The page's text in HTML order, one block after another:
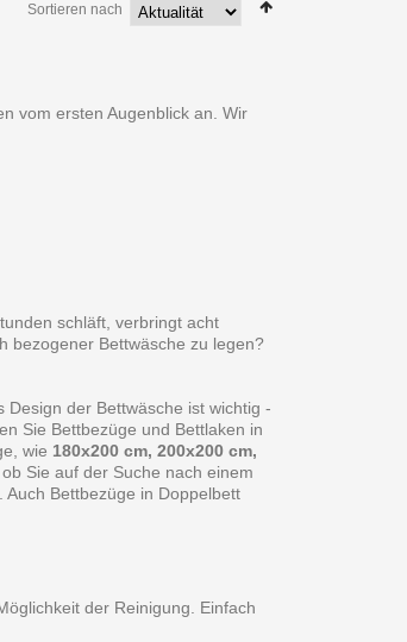
Sortieren nach
vom ersten Augenblick an. Wir
schläft, verbringt acht
bezogener Bettwäsche zu legen?
der Bettwäsche ist wichtig -
Sie Bettbezüge und Bettlaken in
wie 180x200 cm, 200x200 cm,
Sie auf der Suche nach einem
Bettbezüge in Doppelbett
der Reinigung. Einfach